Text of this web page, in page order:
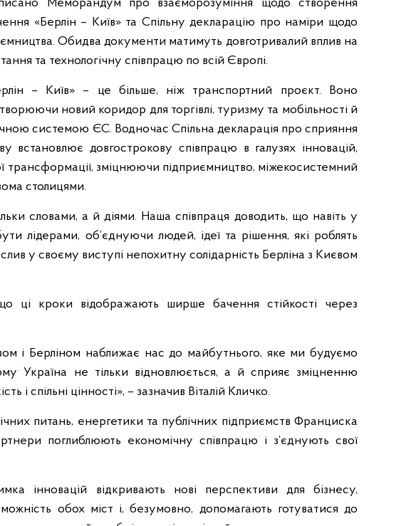
Меморандум про взаєморозуміння щодо створення
«Берлін – Київ» та Спільну декларацію про наміри щодо
Обидва документи матимуть довготривалий вплив на
та технологічну співпрацю по всій Європі.
– Київ» – це більше, ніж транспортний проєкт. Воно
новий коридор для торгівлі, туризму та мобільності й
системою ЄС. Водночас Спільна декларація про сприяння
встановлює довгострокову співпрацю в галузях інновацій,
трансформації, зміцнюючи підприємництво, міжекосистемний
столицями.
словами, а й діями. Наша співпраця доводить, що навіть у
лідерами, об’єднуючи людей, ідеї та рішення, які роблять
у своєму виступі непохитну солідарність Берліна з Києвом
ці кроки відображають ширше бачення стійкості через
і Берліном наближає нас до майбутнього, яке ми будуємо
Україна не тільки відновлюється, а й сприяє зміцненню
і спільні цінності», – зазначив Віталій Кличко.
питань, енергетики та публічних підприємств Франциска
поглиблюють економічну співпрацю і з’єднують свої
інновацій відкривають нові перспективи для бізнесу,
обох міст і, безумовно, допомагають готуватися до